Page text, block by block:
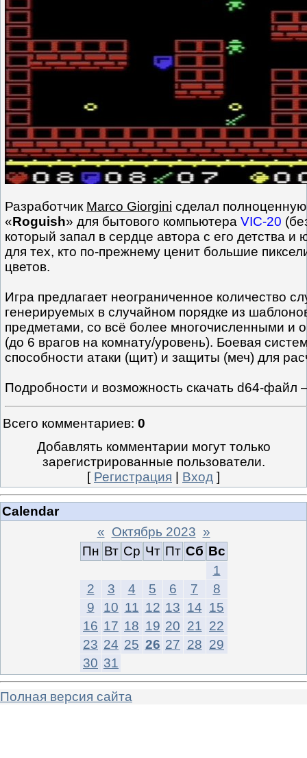
Разработчик Marco Giorgini сделал
«Roguish» для бытового компьютера VIC-20
который запал в сердце автора с его детства и
для тех, кто по-прежнему ценит большие
цветов.
Игра предлагает неограниченное количество
генерируемых в случайном порядке из
предметами, со всё более многочисленными и
(до 6 врагов на комнату/уровень). Боевая
способности атаки (щит) и защиты (меч) для
Подробности и возможность скачать d64-файл
Всего комментариев: 0
Добавлять комментарии могут только
зарегистрированные пользователи.
[ Регистрация Вход ]
Calendar
« Октябрь 2023 »
Пн Вт Ср Чт Пт Сб Вс
1
2
3 4 5 6 7
8
9
10 11 12 13 14 15
16 17 18 19 20 21 22
23 24 25 26 27 28 29
30 31
Полная версия сайта